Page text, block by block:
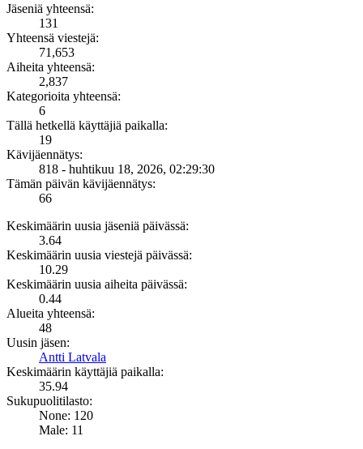
Jäseniä yhteensä:
131
Yhteensä viestejä:
71,653
Aiheita yhteensä:
2,837
Kategorioita yhteensä:
6
Tällä hetkellä käyttäjiä paikalla:
19
Kävijäennätys:
818 - huhtikuu 18, 2026, 02:29:30
Tämän päivän kävijäennätys:
66
Keskimäärin uusia jäseniä päivässä:
3.64
Keskimäärin uusia viestejä päivässä:
10.29
Keskimäärin uusia aiheita päivässä:
0.44
Alueita yhteensä:
48
Uusin jäsen:
Antti Latvala
Keskimäärin käyttäjiä paikalla:
35.94
Sukupuolitilasto:
None: 120
Male: 11